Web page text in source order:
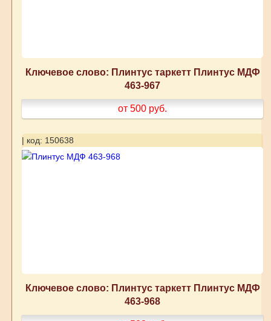
Ключевое слово: Плинтус таркетт Плинтус МДФ
463-967
от 500 руб.
| код: 150638
Ключевое слово: Плинтус таркетт Плинтус МДФ
463-968